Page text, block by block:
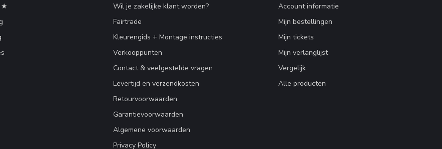
★
Wil je zakelijke klant worden?
Fairtrade
Kleurengids + Montage instructies
Verkooppunten
Contact & veelgestelde vragen
Levertijd en verzendkosten
Retourvoorwaarden
Garantievoorwaarden
Algemene voorwaarden
Privacy Policy
Account informatie
Mijn bestellingen
Mijn tickets
Mijn verlanglijst
Vergelijk
Alle producten